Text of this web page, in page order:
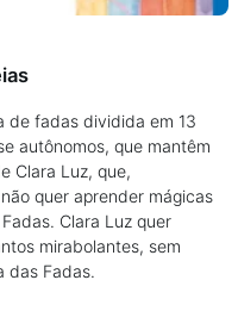
de fadas dividida em 13
autônomos, que mantêm
Clara Luz, que,
quer aprender mágicas
Clara Luz quer
mirabolantes, sem
das Fadas.